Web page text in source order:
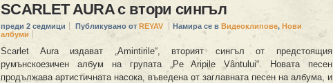
SCARLET AURA с втори сингъл
преди 2 седмици Публикувано от REYAV Намира се в Видеоклипове, Нови
албуми
Scarlet Aura издават „Amintirile“, вторият сингъл от предстоящия
румънскоезичен албум на групата „Pe Aripile Vântului“. Новата песен
продължава артистичната насока, въведена от заглавната песен на албума, и